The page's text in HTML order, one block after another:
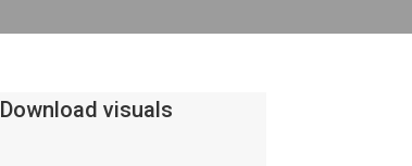
Download visuals